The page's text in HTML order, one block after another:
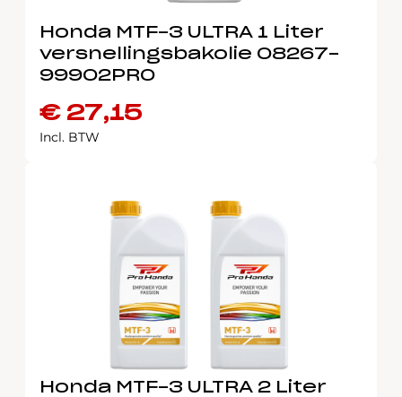
Honda MTF-3 ULTRA 1 Liter
versnellingsbakolie 08267-
99902PRO
€27,15
Incl. BTW
Honda MTF-3 ULTRA 2 Liter